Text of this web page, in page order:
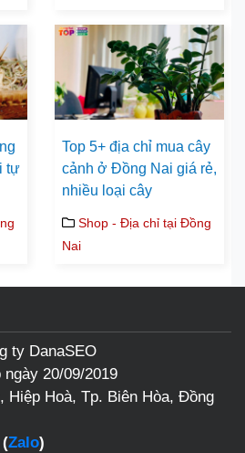
tự
Top 5+ địa chỉ mua cây
cảnh ở Đồng Nai giá rẻ,
nhiều loại cây
Shop - Địa chỉ tại Đồng
Nai
ty DanaSEO
ngày 20/09/2019
Hiệp Hoà, Tp. Biên Hòa, Đồng
(Zalo)